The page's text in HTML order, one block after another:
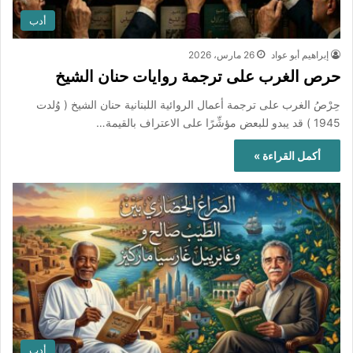
أدب
إبراهيم أبو عواد 26 مارس، 2026
حرص الغرب على ترجمة روايات حنان الشيخ
حِرْصُ الغرب على ترجمة أعمال الروائية اللبنانية حنان الشيخ ( وُلدت
1945 ) قد يبدو للبعض مؤشِّرًا على الاعتراف بالقيمة…
أكمل القراءة »
أدب